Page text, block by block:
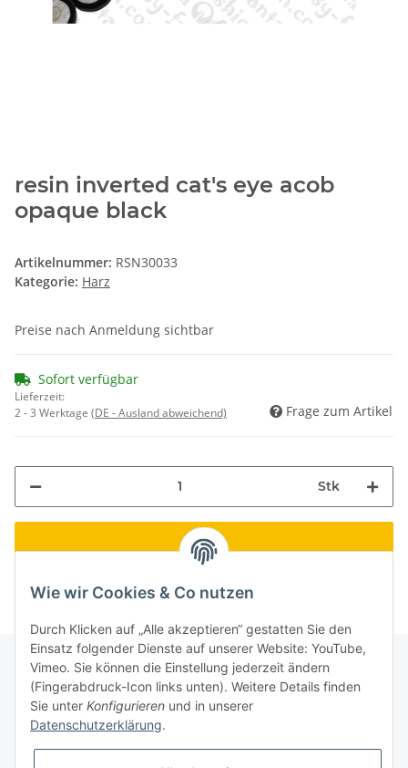
resin inverted cat's eye acob
opaque black
Artikelnummer: RSN30033
Kategorie: Harz
Preise nach Anmeldung sichtbar
Sofort verfügbar
Lieferzeit:
2 - 3 Werktage (DE - Ausland abweichend) Frage zum Artikel
Stk
Informationen
Gesetzliche Informationen
Wie wir Cookies & Co nutzen
Durch Klicken auf „Alle akzeptieren“ gestatten Sie den
Einsatz folgender Dienste auf unserer Website: YouTube,
Vimeo. Sie können die Einstellung jederzeit ändern
(Fingerabdruck-Icon links unten). Weitere Details finden
Sie unter Konfigurieren und in unserer
Datenschutzerklärung.